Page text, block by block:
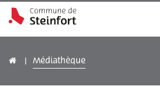
Médiathèque